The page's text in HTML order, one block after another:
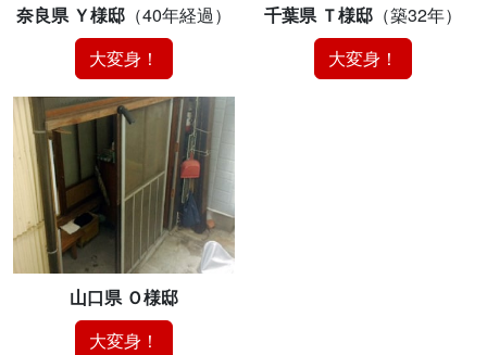
奈良県 Ｙ様邸 （40年経過）
大変身！
千葉県 Ｔ様邸 （築32年）
大変身！
山口県 Ｏ様邸
大変身！